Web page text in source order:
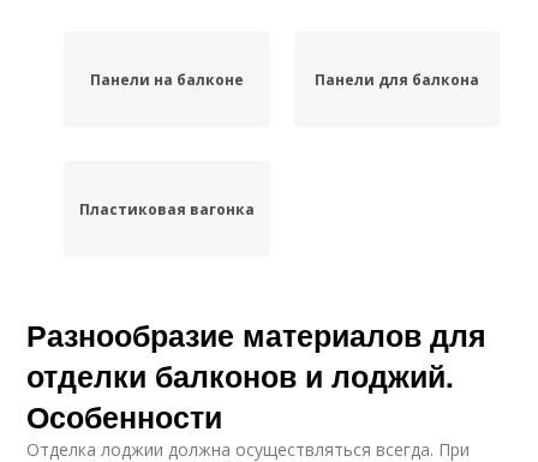
Панели на балконе Панели для балкона
Пластиковая вагонка
Разнообразие материалов для
отделки балконов и лоджий.
Особенности
Отделка лоджии должна осуществляться всегда. При